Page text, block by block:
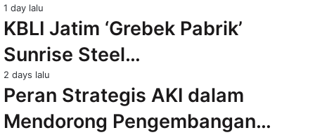
1 day lalu
KBLI Jatim ‘Grebek Pabrik’
Sunrise Steel…
2 days lalu
Peran Strategis AKI dalam
Mendorong Pengembangan…